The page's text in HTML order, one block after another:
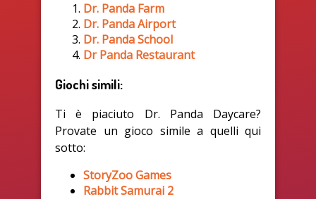
Dr. Panda Farm
Dr. Panda Airport
Dr. Panda School
Dr Panda Restaurant
Giochi simili:
Ti è piaciuto Dr. Panda Daycare?
Provate un gioco simile a quelli qui
sotto:
StoryZoo Games
Rabbit Samurai 2